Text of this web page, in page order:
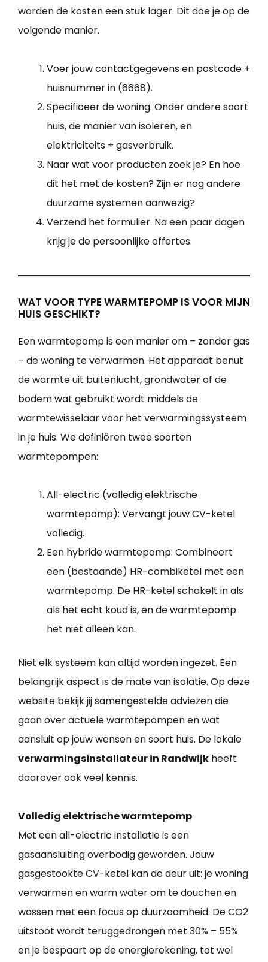
worden de kosten een stuk lager. Dit doe je op de
volgende manier.
Voer jouw contactgegevens en postcode +
huisnummer in (6668).
Specificeer de woning. Onder andere soort
huis, de manier van isoleren, en
elektriciteits + gasverbruik.
Naar wat voor producten zoek je? En hoe
dit het met de kosten? Zijn er nog andere
duurzame systemen aanwezig?
Verzend het formulier. Na een paar dagen
krijg je de persoonlijke offertes.
WAT VOOR TYPE WARMTEPOMP IS VOOR MIJN
HUIS GESCHIKT?
Een warmtepomp is een manier om – zonder gas
– de woning te verwarmen. Het apparaat benut
de warmte uit buitenlucht, grondwater of de
bodem wat gebruikt wordt middels de
warmtewisselaar voor het verwarmingssysteem
in je huis. We definiëren twee soorten
warmtepompen:
All-electric (volledig elektrische
warmtepomp): Vervangt jouw CV-ketel
volledig.
Een hybride warmtepomp: Combineert
een (bestaande) HR-combiketel met een
warmtepomp. De HR-ketel schakelt in als
als het echt koud is, en de warmtepomp
het niet alleen kan.
Niet elk systeem kan altijd worden ingezet. Een
belangrijk aspect is de mate van isolatie. Op deze
website bekijk jij samengestelde adviezen die
gaan over actuele warmtepompen en wat
aansluit op jouw wensen en soort huis. De lokale
verwarmingsinstallateur in Randwijk heeft
daarover ook veel kennis.
Volledig elektrische warmtepomp
Met een all-electric installatie is een
gasaansluiting overbodig geworden. Jouw
gasgestookte CV-ketel kan de deur uit: je woning
verwarmen en warm water om te douchen en
wassen met een focus op duurzaamheid. De CO2
uitstoot wordt teruggedrongen met 30% – 55%
en je bespaart op de energierekening, tot wel